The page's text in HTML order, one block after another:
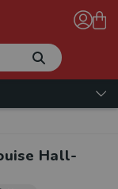
Hall-